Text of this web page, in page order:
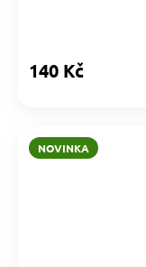
140 Kč
NOVINKA